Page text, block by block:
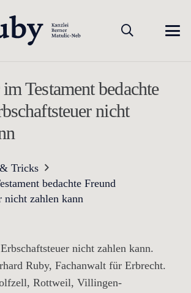
Testament bedachte
nicht
Tricks
bedachte Freund
nicht zahlen kann
nicht zahlen kann.
Ruby, Fachanwalt für Erbrecht.
Rottweil, Villingen-